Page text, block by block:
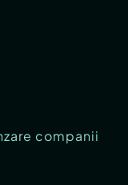
companii